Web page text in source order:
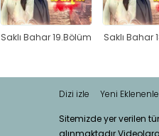
Saklı Bahar 19.Bölüm Saklı Bahar
Dizi izle Yeni
Sitemizde yer verilen